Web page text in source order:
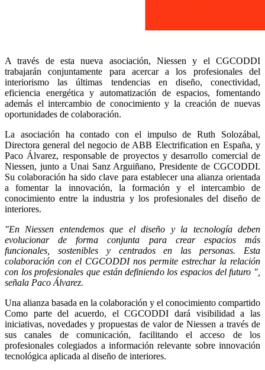
A través de esta nueva asociación, Niessen y el CGCODDI
trabajarán conjuntamente para acercar a los profesionales del
interiorismo las últimas tendencias en diseño, conectividad,
eficiencia energética y automatización de espacios, fomentando
además el intercambio de conocimiento y la creación de nuevas
oportunidades de colaboración.
La asociación ha contado con el impulso de Ruth Solozábal,
Directora general del negocio de ABB Electrification en España, y
Paco Álvarez, responsable de proyectos y desarrollo comercial de
Niessen, junto a Unai Sanz Arguiñano, Presidente de CGCODDI.
Su colaboración ha sido clave para establecer una alianza orientada
a fomentar la innovación, la formación y el intercambio de
conocimiento entre la industria y los profesionales del diseño de
interiores.
"En Niessen entendemos que el diseño y la tecnología deben
evolucionar de forma conjunta para crear espacios más
funcionales, sostenibles y centrados en las personas. Esta
colaboración con el CGCODDI nos permite estrechar la relación
con los profesionales que están definiendo los espacios del futuro ",
señala Paco Álvarez.
Una alianza basada en la colaboración y el conocimiento compartido
Como parte del acuerdo, el CGCODDI dará visibilidad a las
iniciativas, novedades y propuestas de valor de Niessen a través de
sus canales de comunicación, facilitando el acceso de los
profesionales colegiados a información relevante sobre innovación
tecnológica aplicada al diseño de interiores.